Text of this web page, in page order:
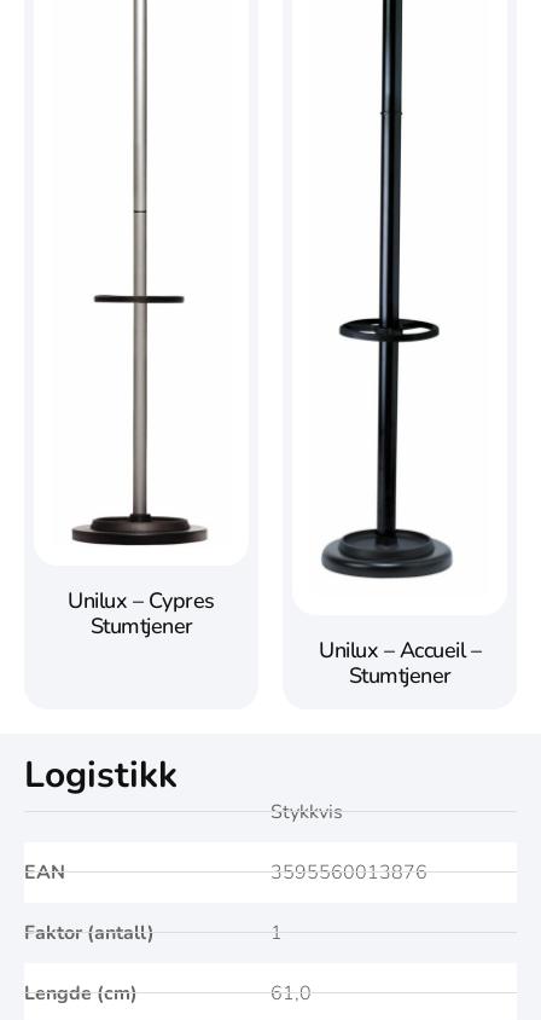
Unilux – Cypres
Stumtjener
Unilux – Accueil –
Stumtjener
Logistikk
EAN
Faktor (antall)
Lengde (cm)
Stykkvis
3595560013876
1
61,0